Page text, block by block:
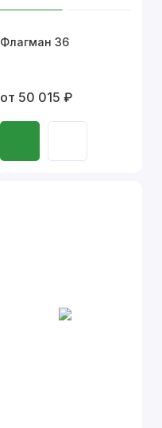
Флагман 36
от 50 015 ₽